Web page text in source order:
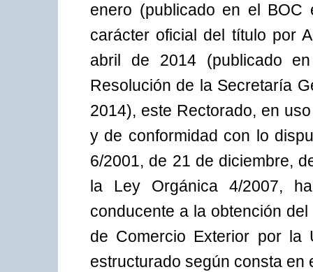
enero (publicado en el
carácter oficial del título por
abril de 2014 (publicado
Resolución de la Secretaría
2014), este Rectorado, en
y de conformidad con lo
6/2001, de 21 de diciembre,
la Ley Orgánica 4/2007,
conducente a la obtención
de Comercio Exterior por la
estructurado según consta en